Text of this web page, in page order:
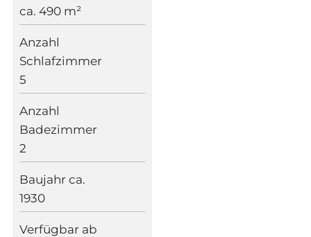
ca. 490 m²
Anzahl
Schlafzimmer
5
Anzahl
Badezimmer
2
Baujahr ca.
1930
Verfügbar ab